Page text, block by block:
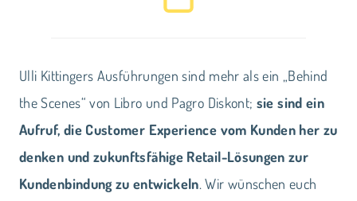
Ulli Kittingers Ausführungen sind mehr als ein „Behind
the Scenes“ von Libro und Pagro Diskont; sie sind ein
Aufruf, die Customer Experience vom Kunden her zu
denken und zukunftsfähige Retail-Lösungen zur
Kundenbindung zu entwickeln. Wir wünschen euch